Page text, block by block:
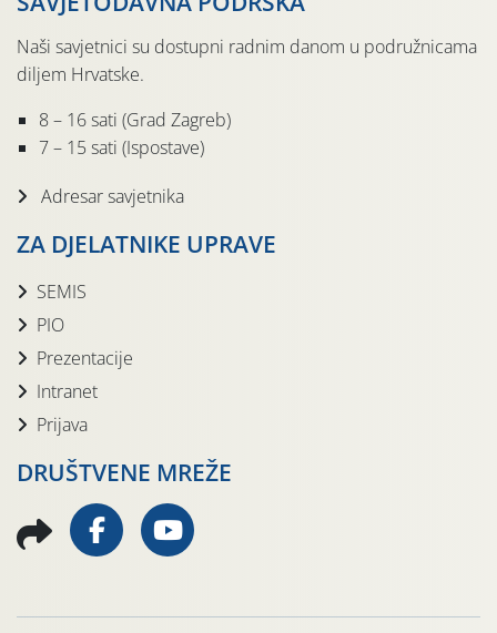
Naši savjetnici su dostupni radnim danom u podružnicama
diljem Hrvatske.
8 – 16 sati (Grad Zagreb)
7 – 15 sati (Ispostave)
Adresar savjetnika
ZA DJELATNIKE UPRAVE
SEMIS
PIO
Prezentacije
Intranet
Prijava
DRUŠTVENE MREŽE